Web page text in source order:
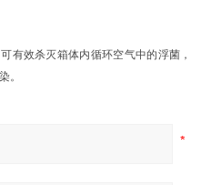
有效杀灭箱体内循环空气中的浮菌，
。